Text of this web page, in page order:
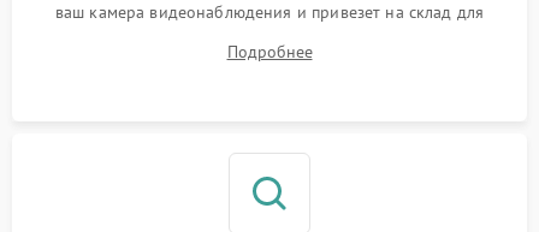
ваш камера видеонаблюдения и привезет на склад для
Подробнее